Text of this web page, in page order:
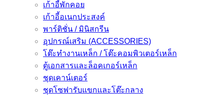
เก้าอี้พักคอย
เก้าอี้อเนกประสงค์
พาร์ติชั่น / มินิสกรีน
อุปกรณ์เสริม (ACCESSORIES)
โต๊ะทำงานเหล็ก / โต๊ะคอมพิวเตอร์เหล็ก
ตู้เอกสารและล็อคเกอร์เหล็ก
ชุดเคาน์เตอร์
ชุดโซฟารับแขกและโต๊ะกลาง